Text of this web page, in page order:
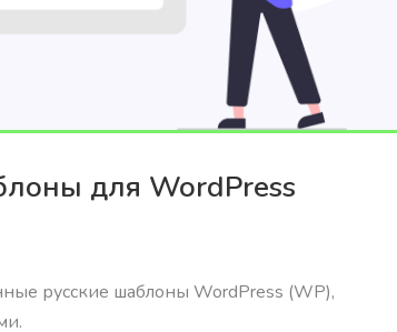
для WordPress
русские шаблоны WordPress (WP),